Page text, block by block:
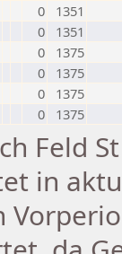
0
1351
0
1351
0
1375
0
1375
0
1375
0 1375
Feld
in